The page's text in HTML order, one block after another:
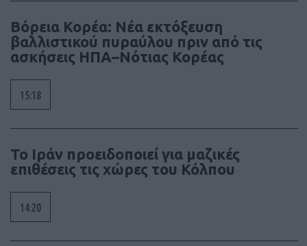
Βόρεια Κορέα: Νέα εκτόξευση
βαλλιστικού πυραύλου πριν από τις
ασκήσεις ΗΠΑ–Νότιας Κορέας
15:18
Το Ιράν προειδοποιεί για μαζικές
επιθέσεις τις χώρες του Κόλπου
14:20